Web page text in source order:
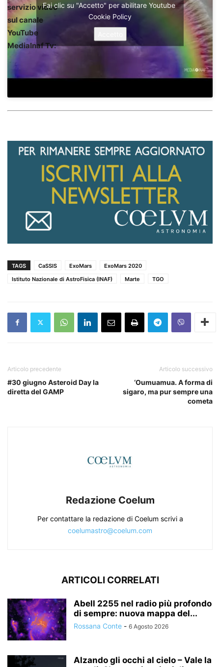
servizio video
sul canale
YouTube
MediaInaf Tv:
Fai clic su "Accetto" per abilitare Youtube
Cookie Policy
TAGS CaSSIS ExoMars
ExoMars 2020
Istituto Nazionale di AstroFisica (INAF)
Marte TGO
Articolo precedente
#30 giugno Asteroid Day la
diretta del GAMP
Articolo successivo
‘Oumuamua. A forma di
sigaro, ma pur sempre una
cometa
Redazione Coelum
Per contattare la redazione di Coelum scrivi a
coelumastro@coelum.com
ARTICOLI CORRELATI
Abell 2255 nel radio più profondo
di sempre: nuova mappa del...
Rossana Conte - 6 Agosto 2026
Alzando gli occhi al cielo – Vale la